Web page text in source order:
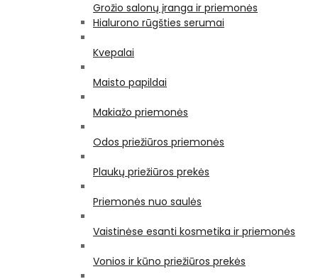
Grožio salonų įranga ir priemonės
Hialurono rūgšties serumai
Kvepalai
Maisto papildai
Makiažo priemonės
Odos priežiūros priemonės
Plaukų priežiūros prekės
Priemonės nuo saulės
Vaistinėse esanti kosmetika ir priemonės
Vonios ir kūno priežiūros prekės